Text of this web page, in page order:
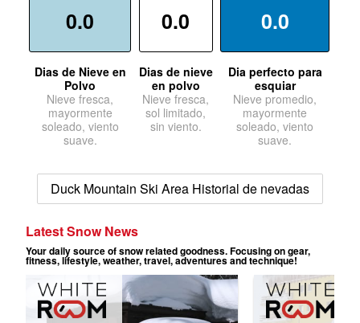
0.0
Dias de Nieve en
Polvo
Nieve fresca,
mayormente
soleado, viento
suave.
0.0
Dias de nieve
en polvo
Nieve fresca,
sol limitado,
sin viento.
0.0
Dia perfecto para
esquiar
Nieve promedio,
mayormente
soleado, viento
suave.
Duck Mountain Ski Area Historial de nevadas